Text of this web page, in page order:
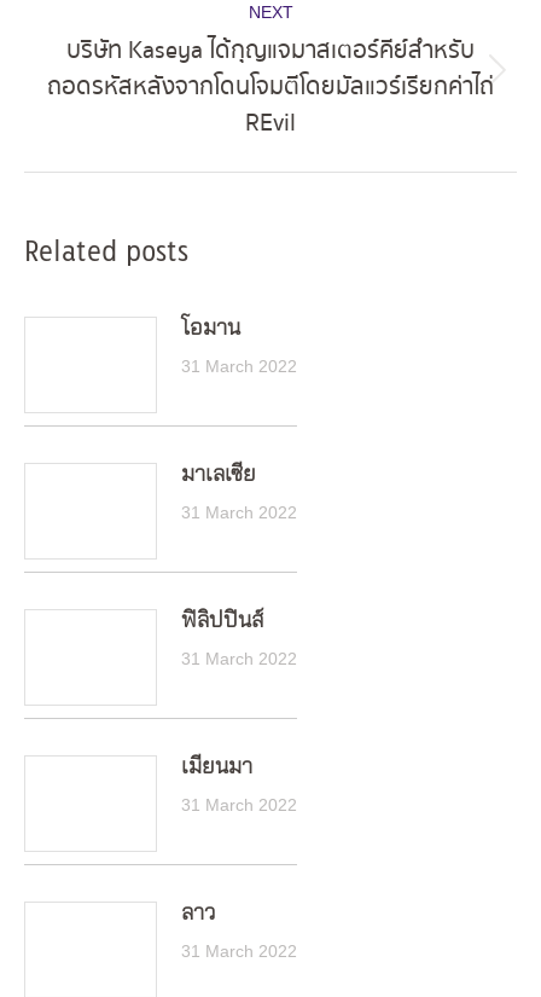
NEXT
Next
post:
บริษัท Kaseya ได้กุญแจมาสเตอร์คีย์สำหรับ
ถอดรหัสหลังจากโดนโจมตีโดยมัลแวร์เรียกค่าไถ่
REvil
Related posts
โอมาน
31 March 2022
มาเลเซีย
31 March 2022
ฟิลิปปินส์
31 March 2022
เมียนมา
31 March 2022
ลาว
31 March 2022